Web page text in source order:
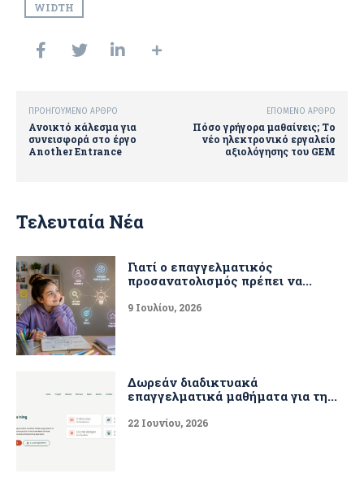
WIDTH
ΠΡΟΗΓΟΎΜΕΝΟ ΆΡΘΡΟ
Ανοικτό κάλεσμα για
συνεισφορά στο έργο
Another Entrance
ΕΠΌΜΕΝΟ ΆΡΘΡΟ
Πόσο γρήγορα μαθαίνεις; Το
νέο ηλεκτρονικό εργαλείο
αξιολόγησης του GEM
Τελευταία Νέα
Γιατί ο επαγγελματικός
προσανατολισμός πρέπει να...
9 Ιουλίου, 2026
Δωρεάν διαδικτυακά
επαγγελματικά μαθήματα για τη...
22 Ιουνίου, 2026